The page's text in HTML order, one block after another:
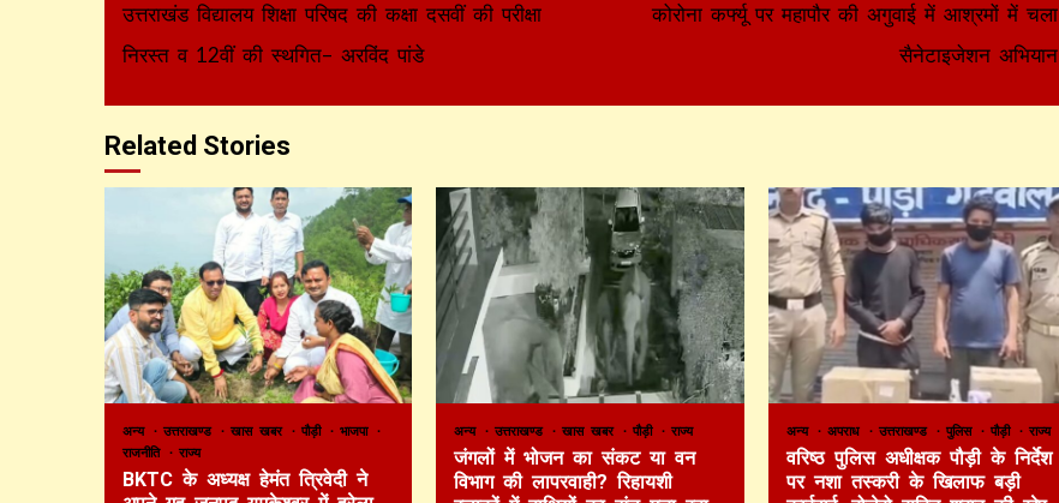
Reading
उत्तराखंड विद्यालय शिक्षा परिषद की कक्षा दसवीं की परीक्षा
निरस्त व 12वीं की स्थगित– अरविंद पांडे
कोरोना कर्फ्यू पर महापौर की अगुवाई में आश्रमों में चला
सैनेटाइजेशन अभियान
Related Stories
अन्य उत्तराखण्ड खास खबर पौड़ी
भाजपा
राजनीति
राज्य
BKTC के अध्यक्ष हेमंत त्रिवेदी ने
अन्य उत्तराखण्ड खास खबर पौड़ी राज्य
जंगलों में भोजन का संकट या वन
विभाग की लापरवाही? रिहायशी
अन्य अपराध उत्तराखण्ड पुलिस पौड़ी राज्य
वरिष्ठ पुलिस अधीक्षक पौड़ी के निर्देश
पर नशा तस्करी के खिलाफ बड़ी